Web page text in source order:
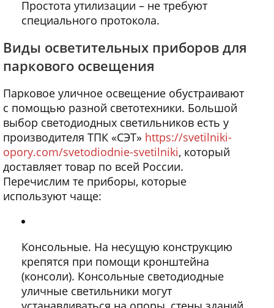
Простота утилизации – не требуют
специального протокола.
Виды осветительных приборов для
паркового освещения
Парковое уличное освещение обустраивают
с помощью разной светотехники. Большой
выбор светодиодных светильников есть у
производителя ТПК «СЭТ» https://svetilniki-
opory.com/svetodiodnie-svetilniki, который
доставляет товар по всей России.
Перечислим те приборы, которые
используют чаще:
Консольные. На несущую конструкцию
крепятся при помощи кронштейна
(консоли). Консольные светодиодные
уличные светильники могут